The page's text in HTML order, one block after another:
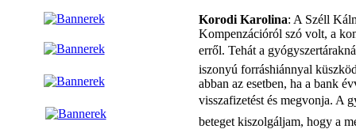
Korodi Karolina: A Széll
Kompenzációról szó volt, a
erről. Tehát a
iszonyú forráshiánnyal
abban az esetben, ha a bank
visszafizetést és megvonja. A
beteget kiszolgáljam, hogy a